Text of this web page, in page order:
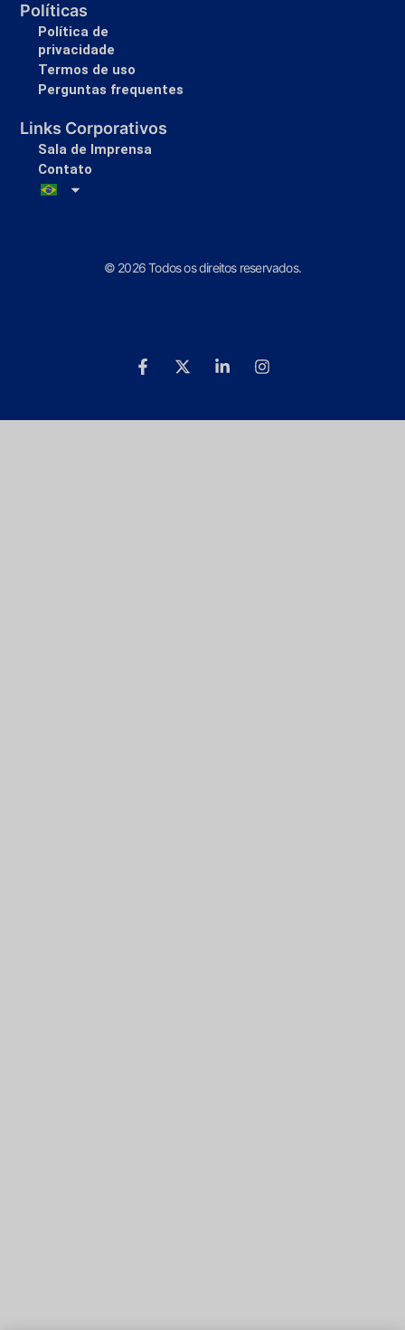
Políticas
Política de
privacidade
Termos de uso
Perguntas frequentes
Links Corporativos
Sala de Imprensa
Contato
© 2026 Todos os direitos reservados.